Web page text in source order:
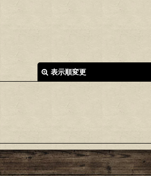
表示順変更
絞り込む